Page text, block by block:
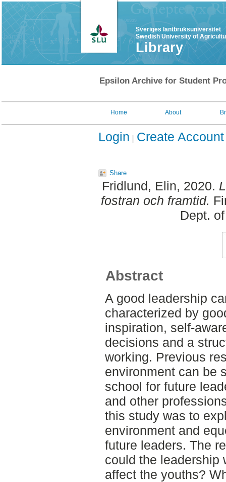
Sveriges lantbruksuniversitet
Swedish University of
Library
Epsilon Archive for Student
Home About
Login Create Account
Share
Fridlund, Elin, 2020.
fostran och framtid.
Dept.
Abstract
A good leadership
characterized by
inspiration, self-
decisions and a
working. Previous
environment can be
school for future
and other
this study was to
environment and
future leaders. The
could the leadership
affect the youths?